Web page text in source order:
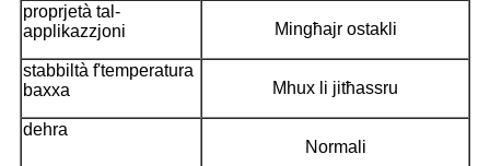
proprjetà tal-
applikazzjoni
Mingħajr ostakli
stabbiltà f'temperatura
baxxa
Mhux li jitħassru
dehra
Normali